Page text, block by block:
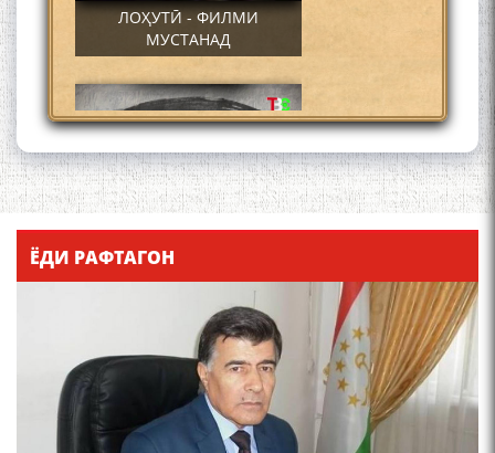
ЛОҲУТӢ - ФИЛМИ
МУСТАНАД
Қадамҷо - Лоҳутӣ
4-уми декабр- зодрӯзи
ЁДИ РАФТАГОН